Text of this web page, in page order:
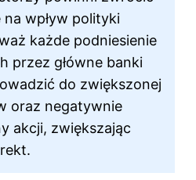
wpływ polityki
każde podniesienie
przez główne banki
do zwiększonej
oraz negatywnie
akcji, zwiększając